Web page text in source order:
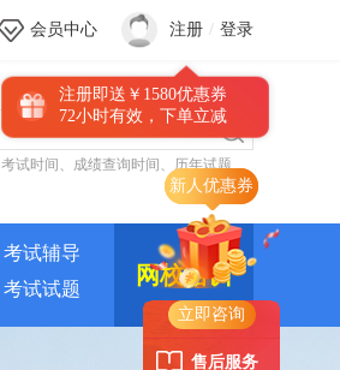
新人优惠券
立即咨询
售后服务
会员中心 注册 / 登录
注册即送￥1580优惠券
72小时有效，下单立减
考试时间 、 成绩查询时间 、 历年试题
考试辅导
考试试题
网校培训